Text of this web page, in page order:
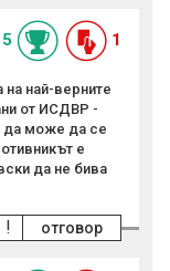
5 1
най-верните
от ИСДВР -
да може да се
е
да не бива
отговор
!